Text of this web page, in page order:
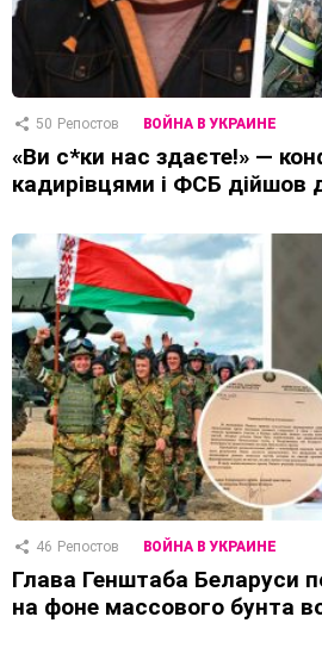
50 Репостов ВОЙНА В УКРАИНЕ
«Ви с*ки нас здаєте!» —
кадирівцями і ФСБ дійшов
46 Репостов ВОЙНА В УКРАИНЕ
Глава Генштаба Беларуси
на фоне массового бунта